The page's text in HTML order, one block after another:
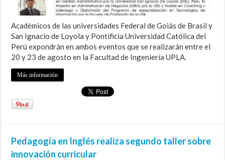
Académicos de las universidades Federal de Goiás de Brasil y
San Ignacio de Loyola y Pontificia Universidad Católica del
Perú expondrán en ambos eventos que se realizarán entre el
20 y 23 de agosto en la Facultad de Ingeniería UPLA.
Más información
Pedagogía en Inglés realiza segundo taller sobre
innovación curricular